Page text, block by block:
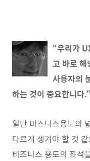
“우리가
고 바로
사용자의
하는 것이 중요합니다.”
일단 비즈니스용도의
다르게 생겨야 할 것
비즈니스 용도의 좌석